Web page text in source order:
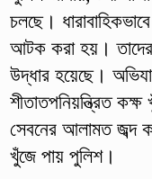
চলছে।
আটক করা হয়। তাদের
উদ্ধার হয়েছে।
শীতাতপনিয়ন্ত্রিত
সেবনের আলামত জব্দ
খুঁজে পায় পুলিশ।